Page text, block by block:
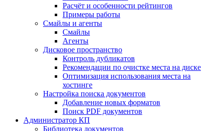
Расчёт и особенности рейтингов
Примеры работы
Смайлы и агенты
Смайлы
Агенты
Дисковое пространство
Контроль дубликатов
Рекомендации по очистке места на диске
Оптимизация использования места на
хостинге
Настройка поиска документов
Добавление новых форматов
Поиск PDF документов
Администратор КП
Библиотека документов